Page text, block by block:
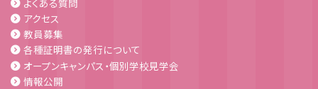
よくある質問
アクセス
教員募集
各種証明書の発行について
オープンキャンパス・個別学校見学会
情報公開